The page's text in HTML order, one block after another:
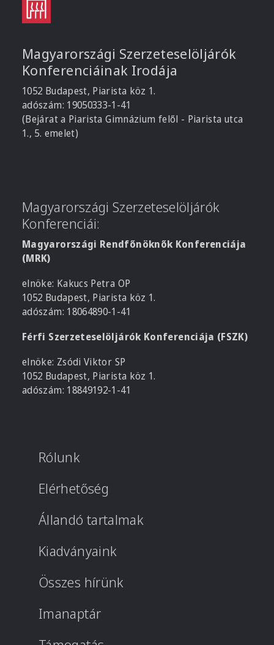
Magyarországi Szerzeteselöljárók
Konferenciáinak Irodája
1052 Budapest, Piarista köz 1.
adószám: 19050333-1-41
(Bejárat a Piarista Gimnázium felől - Piarista utca
1., 5. emelet)
Magyarországi Szerzeteselöljárók
Konferenciái:
Magyarországi Rendfőnöknők Konferenciája
(MRK)
elnöke: Kakucs Petra OP
1052 Budapest, Piarista köz 1.
adószám: 18064890-1-41
Férfi Szerzeteselöljárók Konferenciája (FSZK)
elnöke: Zsódi Viktor SP
1052 Budapest, Piarista köz 1.
adószám: 18849192-1-41
Rólunk
Elérhetőség
Állandó tartalmak
Kiadványaink
Összes hírünk
Imanaptár